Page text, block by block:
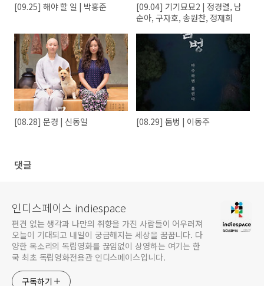
[09.25] 해야 할 일 | 박홍준
[09.04] 기기묘묘2 | 정경렬, 남
순아, 구자호, 송원찬, 정재희
[08.28] 문경 | 신동일 [08.29] 둠벙 | 이동주
댓글
인디스페이스 indiespace
편견 없는 생각과 나만의 취향을 가진 사람들이 어우러져
오늘이 기대되고 내일이 궁금해지는 세상을 꿈꿉니다. 다
양한 목소리의 독립영화를 끊임없이 상영하는 여기는 한
국 최초 독립영화전용관 인디스페이스입니다.
구독하기